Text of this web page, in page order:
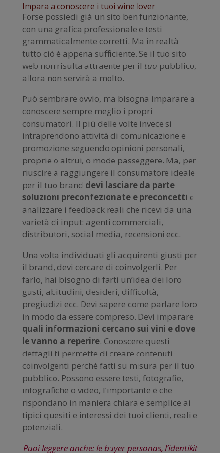
Impara a conoscere i tuoi wine lover
Forse possiedi già un sito ben funzionante,
con una grafica professionale e testi
grammaticalmente corretti. Ma in realtà
tutto ciò è appena sufficiente. Se il tuo sito
web non risulta attraente per il tuo pubblico,
allora non servirà a molto.
Può sembrare ovvio, ma bisogna imparare a
conoscere sempre meglio i propri
consumatori. Il più delle volte invece si
intraprendono attività di comunicazione e
promozione seguendo opinioni personali,
proprie o altrui, o mode passeggere. Ma, per
riuscire a raggiungere il consumatore ideale
per il tuo brand devi lasciare da parte
soluzioni preconfezionate e preconcetti e
analizzare i feedback reali che ricevi da una
varietà di input: agenti commerciali,
distributori, social media, recensioni ecc.
Una volta individuati gli acquirenti giusti per
il brand, devi cercare di coinvolgerli. Per
farlo, hai bisogno di farti un’idea dei loro
gusti, abitudini, desideri, difficoltà,
pregiudizi ecc. Devi sapere come parlare loro
in modo da essere compreso. Devi imparare
quali informazioni cercano sui vini e dove
le vanno a reperire. Conoscere questi
dettagli ti permette di creare contenuti
coinvolgenti perché fatti su misura per il tuo
pubblico. Possono essere testi, fotografie,
infografiche o video, l’importante è che
rispondano in maniera chiara e semplice ai
tipici quesiti e interessi dei tuoi clienti, reali e
potenziali.
Puoi leggere anche: le buyer personas, l’identikit